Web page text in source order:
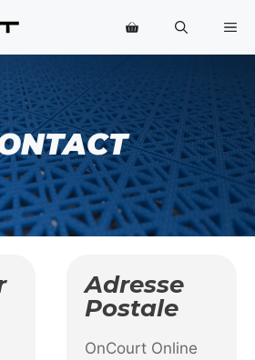
Adresse
Postale
OnCourt Online